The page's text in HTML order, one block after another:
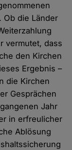
Ob die Länder
vermutet, dass
den Kirchen
Ergebnis –
die Kirchen
Gesprächen
Jahr
in erfreulicher
Ablösung